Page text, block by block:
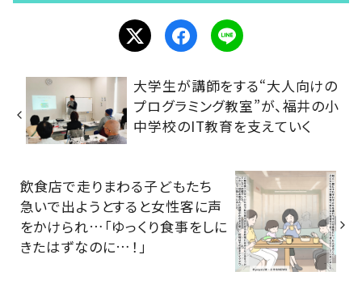
大学生が講師をする“大人向けの
プログラミング教室”が、福井の小
中学校のIT教育を支えていく
飲食店で走りまわる子どもたち
急いで出ようとすると女性客に声
をかけられ…「ゆっくり食事をしに
きたはずなのに…！」